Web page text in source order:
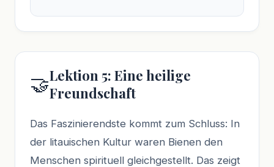
🤝Lektion 5: Eine heilige
Freundschaft
Das Faszinierendste kommt zum Schluss: In
der litauischen Kultur waren Bienen den
Menschen spirituell gleichgestellt. Das zeigt